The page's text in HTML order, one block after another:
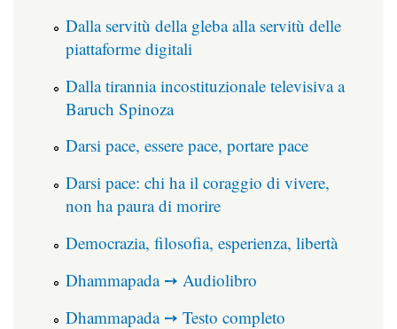
Dalla servitù della gleba alla servitù delle
piattaforme digitali
Dalla tirannia incostituzionale televisiva a
Baruch Spinoza
Darsi pace, essere pace, portare pace
Darsi pace: chi ha il coraggio di vivere,
non ha paura di morire
Democrazia, filosofia, esperienza, libertà
Dhammapada ➙ Audiolibro
Dhammapada ➙ Testo completo